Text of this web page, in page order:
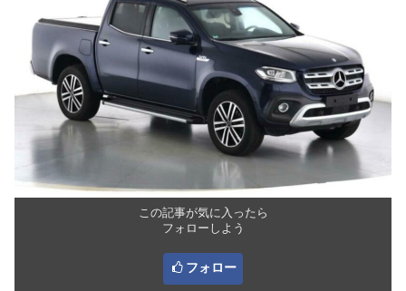
この記事が気に入ったら
フォローしよう
フォロー